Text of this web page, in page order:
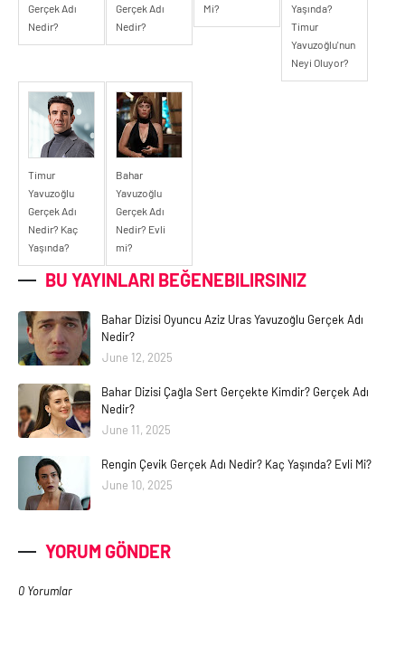
Gerçek Adı
Nedir?
Gerçek Adı
Nedir?
Mi?
Yaşında?
Timur
Yavuzoğlu'nun
Neyi Oluyor?
Timur
Yavuzoğlu
Gerçek Adı
Nedir? Kaç
Yaşında?
Bahar
Yavuzoğlu
Gerçek Adı
Nedir? Evli
mi?
BU YAYINLARI BEĞENEBILIRSINIZ
Bahar Dizisi Oyuncu Aziz Uras Yavuzoğlu Gerçek Adı
Nedir?
June 12, 2025
Bahar Dizisi Çağla Sert Gerçekte Kimdir? Gerçek Adı
Nedir?
June 11, 2025
Rengin Çevik Gerçek Adı Nedir? Kaç Yaşında? Evli Mi?
June 10, 2025
YORUM GÖNDER
0 Yorumlar